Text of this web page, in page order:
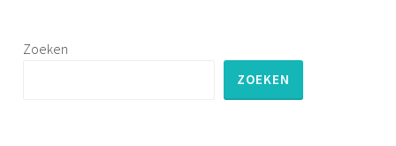
Zoeken
ZOEKEN